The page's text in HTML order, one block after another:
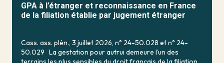
GPA à l’étranger et reconnaissance en France
de la filiation établie par jugement étranger
Cass. ass. plén., 3 juillet 2026, n° 24-50.028 et n° 24-
50.029 La gestation pour autrui demeure l’un des